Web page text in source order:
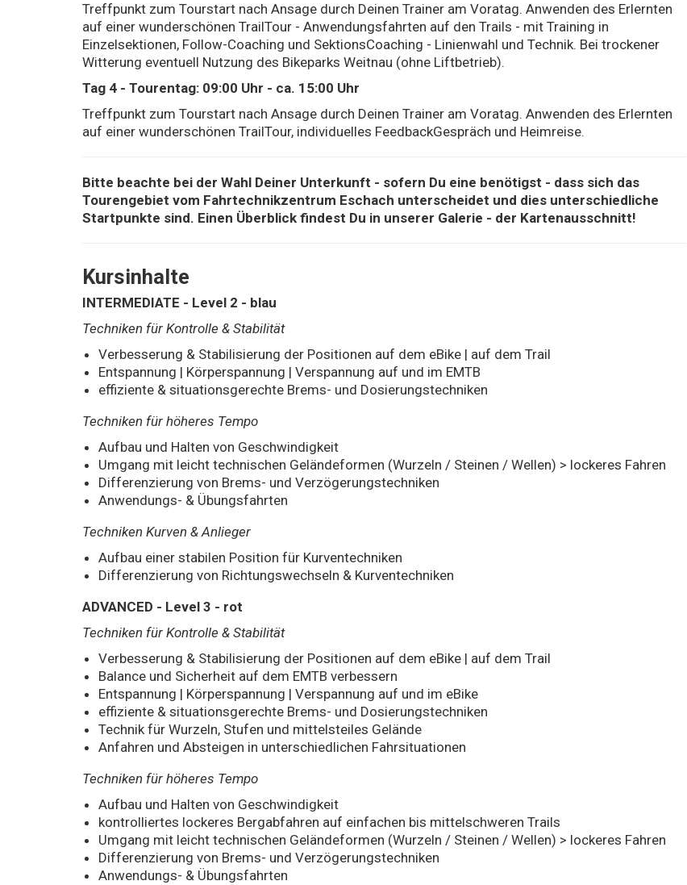
Treffpunkt zum Tourstart nach Ansage durch Deinen Trainer am Voratag. Anwenden des Erlernten
auf einer wunderschönen TrailTour - Anwendungsfahrten auf den Trails - mit Training in
Einzelsektionen, Follow-Coaching und SektionsCoaching - Linienwahl und Technik. Bei trockener
Witterung eventuell Nutzung des Bikeparks Weitnau (ohne Liftbetrieb).
Tag 4 - Tourentag: 09:00 Uhr - ca. 15:00 Uhr
Treffpunkt zum Tourstart nach Ansage durch Deinen Trainer am Voratag. Anwenden des Erlernten
auf einer wunderschönen TrailTour, individuelles FeedbackGespräch und Heimreise.
Bitte beachte bei der Wahl Deiner Unterkunft - sofern Du eine benötigst - dass sich das
Tourengebiet vom Fahrtechnikzentrum Eschach unterscheidet und dies unterschiedliche
Startpunkte sind. Einen Überblick findest Du in unserer Galerie - der Kartenausschnitt!
Kursinhalte
INTERMEDIATE - Level 2 - blau
Techniken für Kontrolle & Stabilität
Verbesserung & Stabilisierung der Positionen auf dem eBike | auf dem Trail
Entspannung | Körperspannung | Verspannung auf und im EMTB
effiziente & situationsgerechte Brems- und Dosierungstechniken
Techniken für höheres Tempo
Aufbau und Halten von Geschwindigkeit
Umgang mit leicht technischen Geländeformen (Wurzeln / Steinen / Wellen) > lockeres Fahren
Differenzierung von Brems- und Verzögerungstechniken
Anwendungs- & Übungsfahrten
Techniken Kurven & Anlieger
Aufbau einer stabilen Position für Kurventechniken
Differenzierung von Richtungswechseln & Kurventechniken
ADVANCED - Level 3 - rot
Techniken für Kontrolle & Stabilität
Verbesserung & Stabilisierung der Positionen auf dem eBike | auf dem Trail
Balance und Sicherheit auf dem EMTB verbessern
Entspannung | Körperspannung | Verspannung auf und im eBike
effiziente & situationsgerechte Brems- und Dosierungstechniken
Technik für Wurzeln, Stufen und mittelsteiles Gelände
Anfahren und Absteigen in unterschiedlichen Fahrsituationen
Techniken für höheres Tempo
Aufbau und Halten von Geschwindigkeit
kontrolliertes lockeres Bergabfahren auf einfachen bis mittelschweren Trails
Umgang mit leicht technischen Geländeformen (Wurzeln / Steinen / Wellen) > lockeres Fahren
Differenzierung von Brems- und Verzögerungstechniken
Anwendungs- & Übungsfahrten